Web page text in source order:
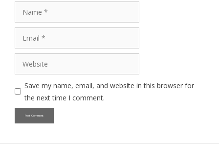
Website
Save my name, email, and website in this browser for
the next time I comment.